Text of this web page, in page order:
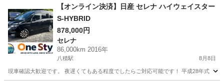
【オンライン決済】日産 セレナ ハイウェイスター
S-HYBRID
878,000円
セレナ
86,000km 2016年
八積駅 8月8日
現車確認大歓迎です。 夜遅くてもある程度でしたらご対応可能です！ 平成28年式